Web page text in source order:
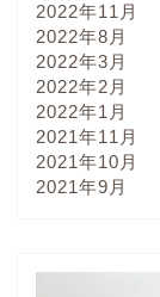
2022年11月
2022年8月
2022年3月
2022年2月
2022年1月
2021年11月
2021年10月
2021年9月